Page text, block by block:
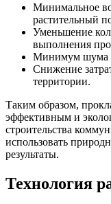
Минимальное
растительный
Уменьшение
выполнения
Минимум шума
Снижение
территории.
Таким образом,
эффективным и
строительства
использовать
результаты.
Технология